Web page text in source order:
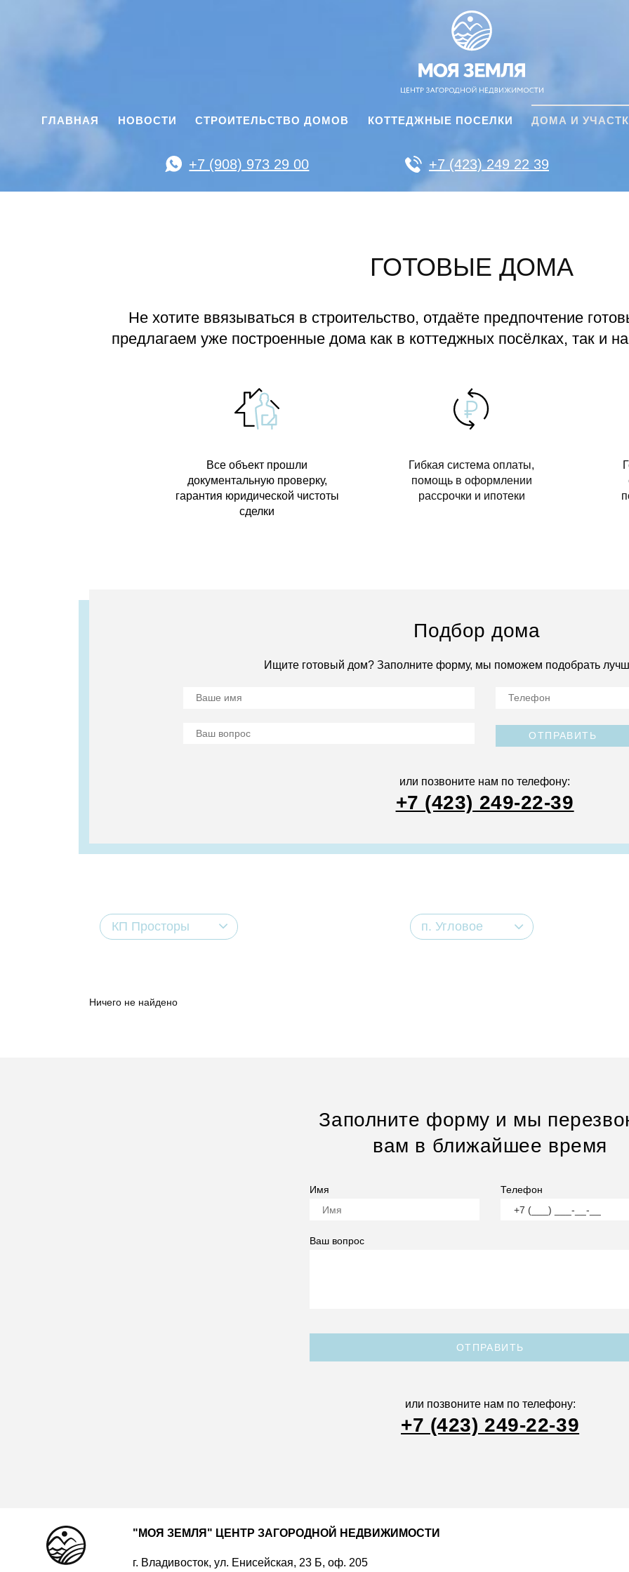
ГЛАВНАЯ НОВОСТИ СТРОИТЕЛЬСТВО ДОМОВ КОТТЕДЖНЫЕ ПОСЕЛКИ ДОМА И
+7 (908) 973 29 00 +7 (423) 249 22 39
ГОТОВЫЕ ДОМА
Не хотите ввязываться в строительство, отдаёте предпочтение
предлагаем уже построенные дома как в коттеджных посёлках, так и
Все объект прошли
документальную проверку,
гарантия юридической чистоты
сделки
Гибкая система оплаты,
помощь в оформлении
рассрочки и ипотеки
Подбор дома
Ищите готовый дом? Заполните форму, мы поможем подобрать
ОТПРАВИТЬ
или позвоните нам по телефону:
+7 (423) 249-22-39
КП Просторы п. Угловое
Ничего не найдено
Заполните форму и мы
вам в ближайшее время
Имя Телефон
Ваш вопрос
ОТПРАВИТЬ
или позвоните нам по телефону:
+7 (423) 249-22-39
"МОЯ ЗЕМЛЯ" ЦЕНТР ЗАГОРОДНОЙ НЕДВИЖИМОСТИ
г. Владивосток, ул. Енисейская, 23 Б, оф. 205